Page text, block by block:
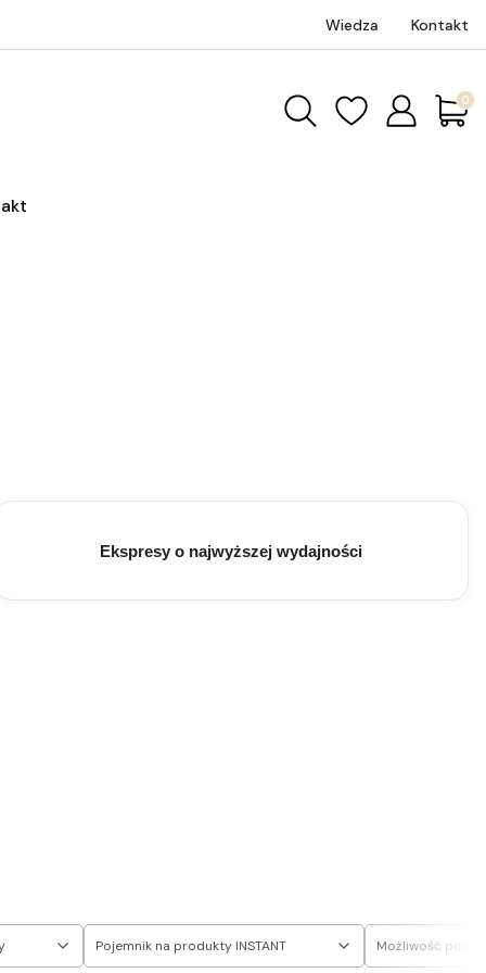
Wiedza Kontakt
Ekspresy o najwyższej wydajności
Pojemnik na produkty INSTANT Możliwość